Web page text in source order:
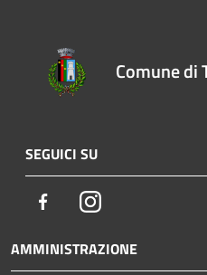
Comune di
SEGUICI SU
FacebookInstagram
AMMINISTRAZIONE